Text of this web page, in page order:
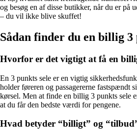
og besøg en af ​​disse butikker, når du er på
– du vil ikke blive skuffet!
Sådan finder du en billig 3
Hvorfor er det vigtigt at få en
En 3 punkts sele er en vigtig
holder føreren og passagererne fastspændt
kørsel. Men at finde en billig 3 punkts sele
at du får den bedste værdi for pengene.
Hvad betyder “billigt” og